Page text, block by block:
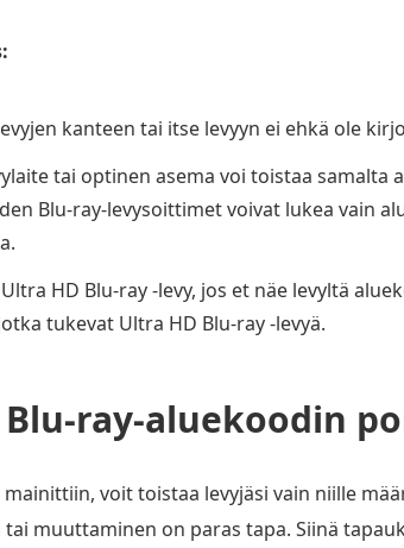
kanteen tai itse levyyn ei ehkä ole
tai optinen asema voi toistaa
Blu-ray-levysoittimet voivat lukea vain
HD Blu-ray -levy, jos et näe levyltä
tukevat Ultra HD Blu-ray -levyä.
Blu-ray-aluekoodin
mainittiin, voit toistaa levyjäsi vain niille
muuttaminen on paras tapa. Siinä